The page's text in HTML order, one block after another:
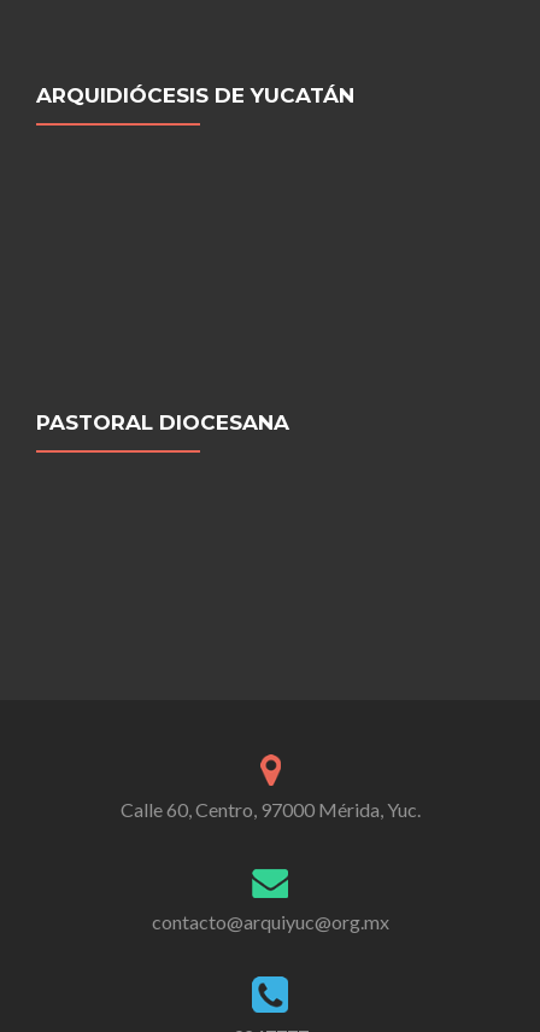
ARQUIDIÓCESIS DE YUCATÁN
PASTORAL DIOCESANA
Calle 60, Centro, 97000 Mérida, Yuc.
contacto@arquiyuc@org.mx